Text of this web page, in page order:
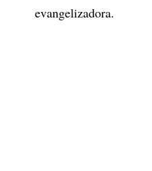
evangelizadora.